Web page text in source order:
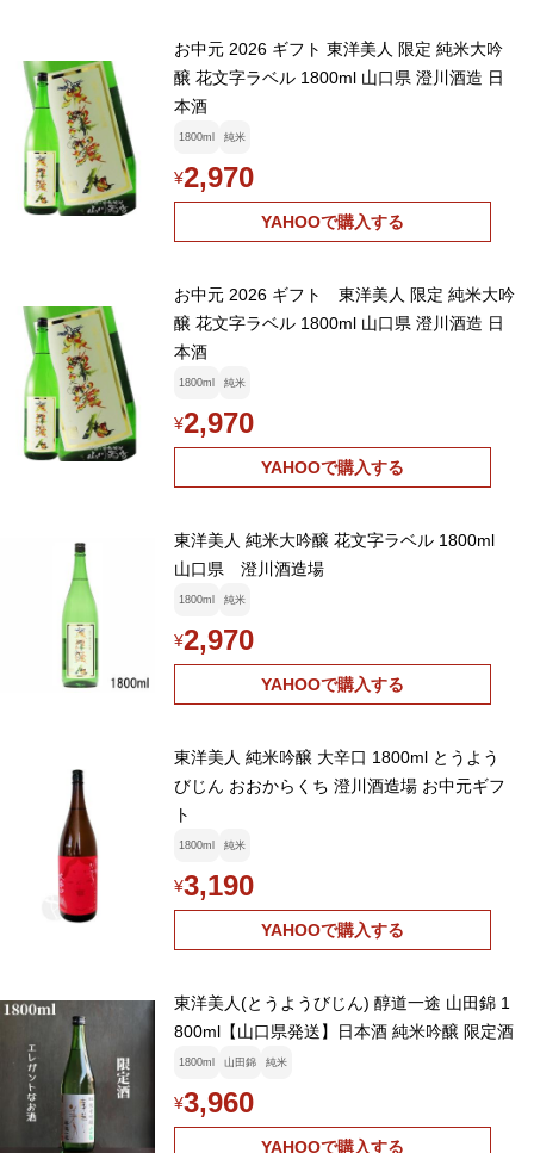
お中元 2026 ギフト 東洋美人 限定 純米大吟
醸 花文字ラベル 1800ml 山口県 澄川酒造 日
本酒
1800ml 純米
¥2,970
YAHOOで購入する
お中元 2026 ギフト 東洋美人 限定 純米大吟
醸 花文字ラベル 1800ml 山口県 澄川酒造 日
本酒
1800ml 純米
¥2,970
YAHOOで購入する
東洋美人 純米大吟醸 花文字ラベル 1800ml
山口県 澄川酒造場
1800ml 純米
¥2,970
YAHOOで購入する
東洋美人 純米吟醸 大辛口 1800ml とうよう
びじん おおからくち 澄川酒造場 お中元ギフ
ト
1800ml 純米
¥3,190
YAHOOで購入する
東洋美人(とうようびじん) 醇道一途 山田錦 1
800ml【山口県発送】日本酒 純米吟醸 限定酒
1800ml 山田錦 純米
¥3,960
YAHOOで購入する